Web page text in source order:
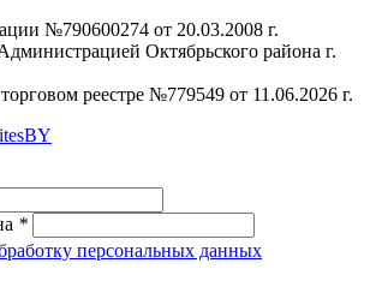
№790600274 от 20.03.2008 г.
Октябрьского района г.
реестре №779549 от 11.06.2026 г.
*
персональных данных